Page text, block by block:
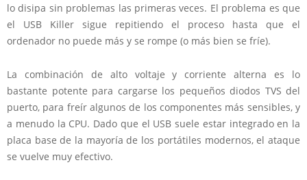
lo disipa sin problemas las primeras veces. El problema es que
el USB Killer sigue repitiendo el proceso hasta que el
ordenador no puede más y se rompe (o más bien se fríe).
La combinación de alto voltaje y corriente alterna es lo
bastante potente para cargarse los pequeños diodos TVS del
puerto, para freír algunos de los componentes más sensibles, y
a menudo la CPU. Dado que el USB suele estar integrado en la
placa base de la mayoría de los portátiles modernos, el ataque
se vuelve muy efectivo.